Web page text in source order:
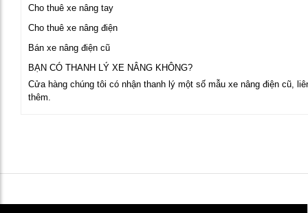
Cho thuê xe nâng tay
Cho thuê xe nâng điện
Bán xe nâng điện cũ
BẠN CÓ THANH LÝ XE NÂNG KHÔNG?
Cửa hàng chúng tôi có nhận thanh lý một số mẫu xe nâng điện cũ,
thêm.